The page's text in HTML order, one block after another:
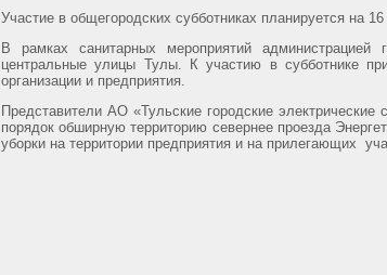
Участие в общегородских субботниках планируется на
В рамках санитарных мероприятий
центральные улицы Тулы. К участию в субботнике
организации и предприятия.
Представители АО «Тульские городские
порядок обширную территорию севернее проезда
уборки на территории предприятия и на прилегающих